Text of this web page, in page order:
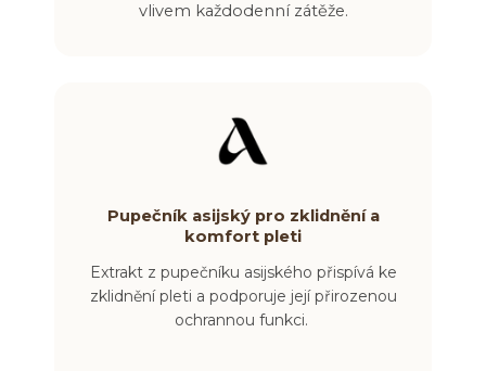
vlivem každodenní zátěže.
Pupečník asijský pro zklidnění a
komfort pleti
Extrakt z pupečníku asijského přispívá ke
zklidnění pleti a podporuje její přirozenou
ochrannou funkci.